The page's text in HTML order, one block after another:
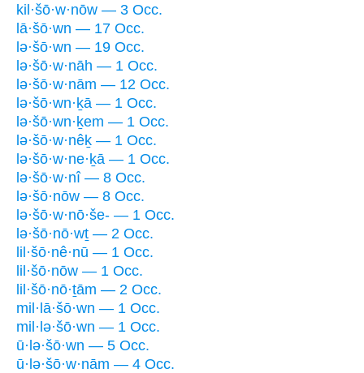
kil·šō·w·nōw — 3 Occ.
lā·šō·wn — 17 Occ.
lə·šō·wn — 19 Occ.
lə·šō·w·nāh — 1 Occ.
lə·šō·w·nām — 12 Occ.
lə·šō·wn·ḵā — 1 Occ.
lə·šō·wn·ḵem — 1 Occ.
lə·šō·w·nêḵ — 1 Occ.
lə·šō·w·ne·ḵā — 1 Occ.
lə·šō·w·nî — 8 Occ.
lə·šō·nōw — 8 Occ.
lə·šō·w·nō·še- — 1 Occ.
lə·šō·nō·wṯ — 2 Occ.
lil·šō·nê·nū — 1 Occ.
lil·šō·nōw — 1 Occ.
lil·šō·nō·ṯām — 2 Occ.
mil·lā·šō·wn — 1 Occ.
mil·lə·šō·wn — 1 Occ.
ū·lə·šō·wn — 5 Occ.
ū·lə·šō·w·nām — 4 Occ.